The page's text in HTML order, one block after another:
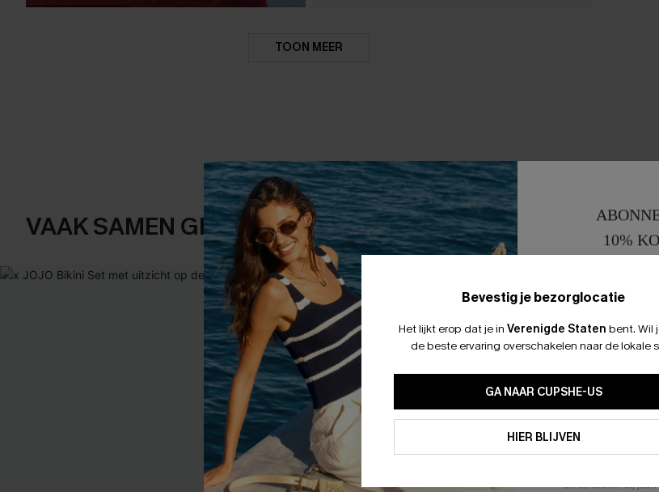
TOON MEER
VAAK SAMEN GEKOCHT
Bevestig je bezorglocatie
Het lijkt erop dat je in Verenigde Staten bent. Wil
de beste ervaring overschakelen naar de lokale
GA NAAR CUPSHE-US
HIER BLIJVEN
10%
15%
Door je
stemt er tevens mee
en
winkelwagen) en e-
niet vereist voor een
informatie gebruiken
die aansluiten bij